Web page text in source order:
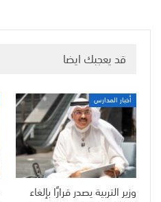
قد يعجبك ايضا
أخبار المدارس
وزير التربية يصدر قرارًا بإلغاء